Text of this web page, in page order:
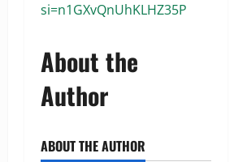
si=n1GXvQnUhKLHZ35P
About the
Author
ABOUT THE AUTHOR